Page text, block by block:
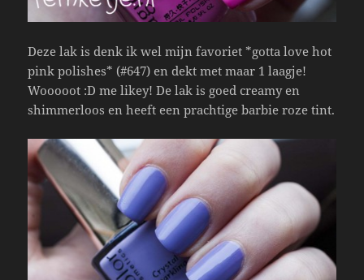
Deze lak is denk ik wel mijn favoriet *gotta love hot
pink polishes* (#647) en dekt met maar 1 laagje!
Wooooot :D me likey! De lak is goed creamy en
shimmerloos en heeft een prachtige barbie roze tint.